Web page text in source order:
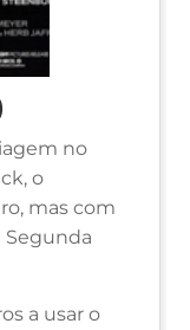
no
o
mas com
Segunda
a usar o